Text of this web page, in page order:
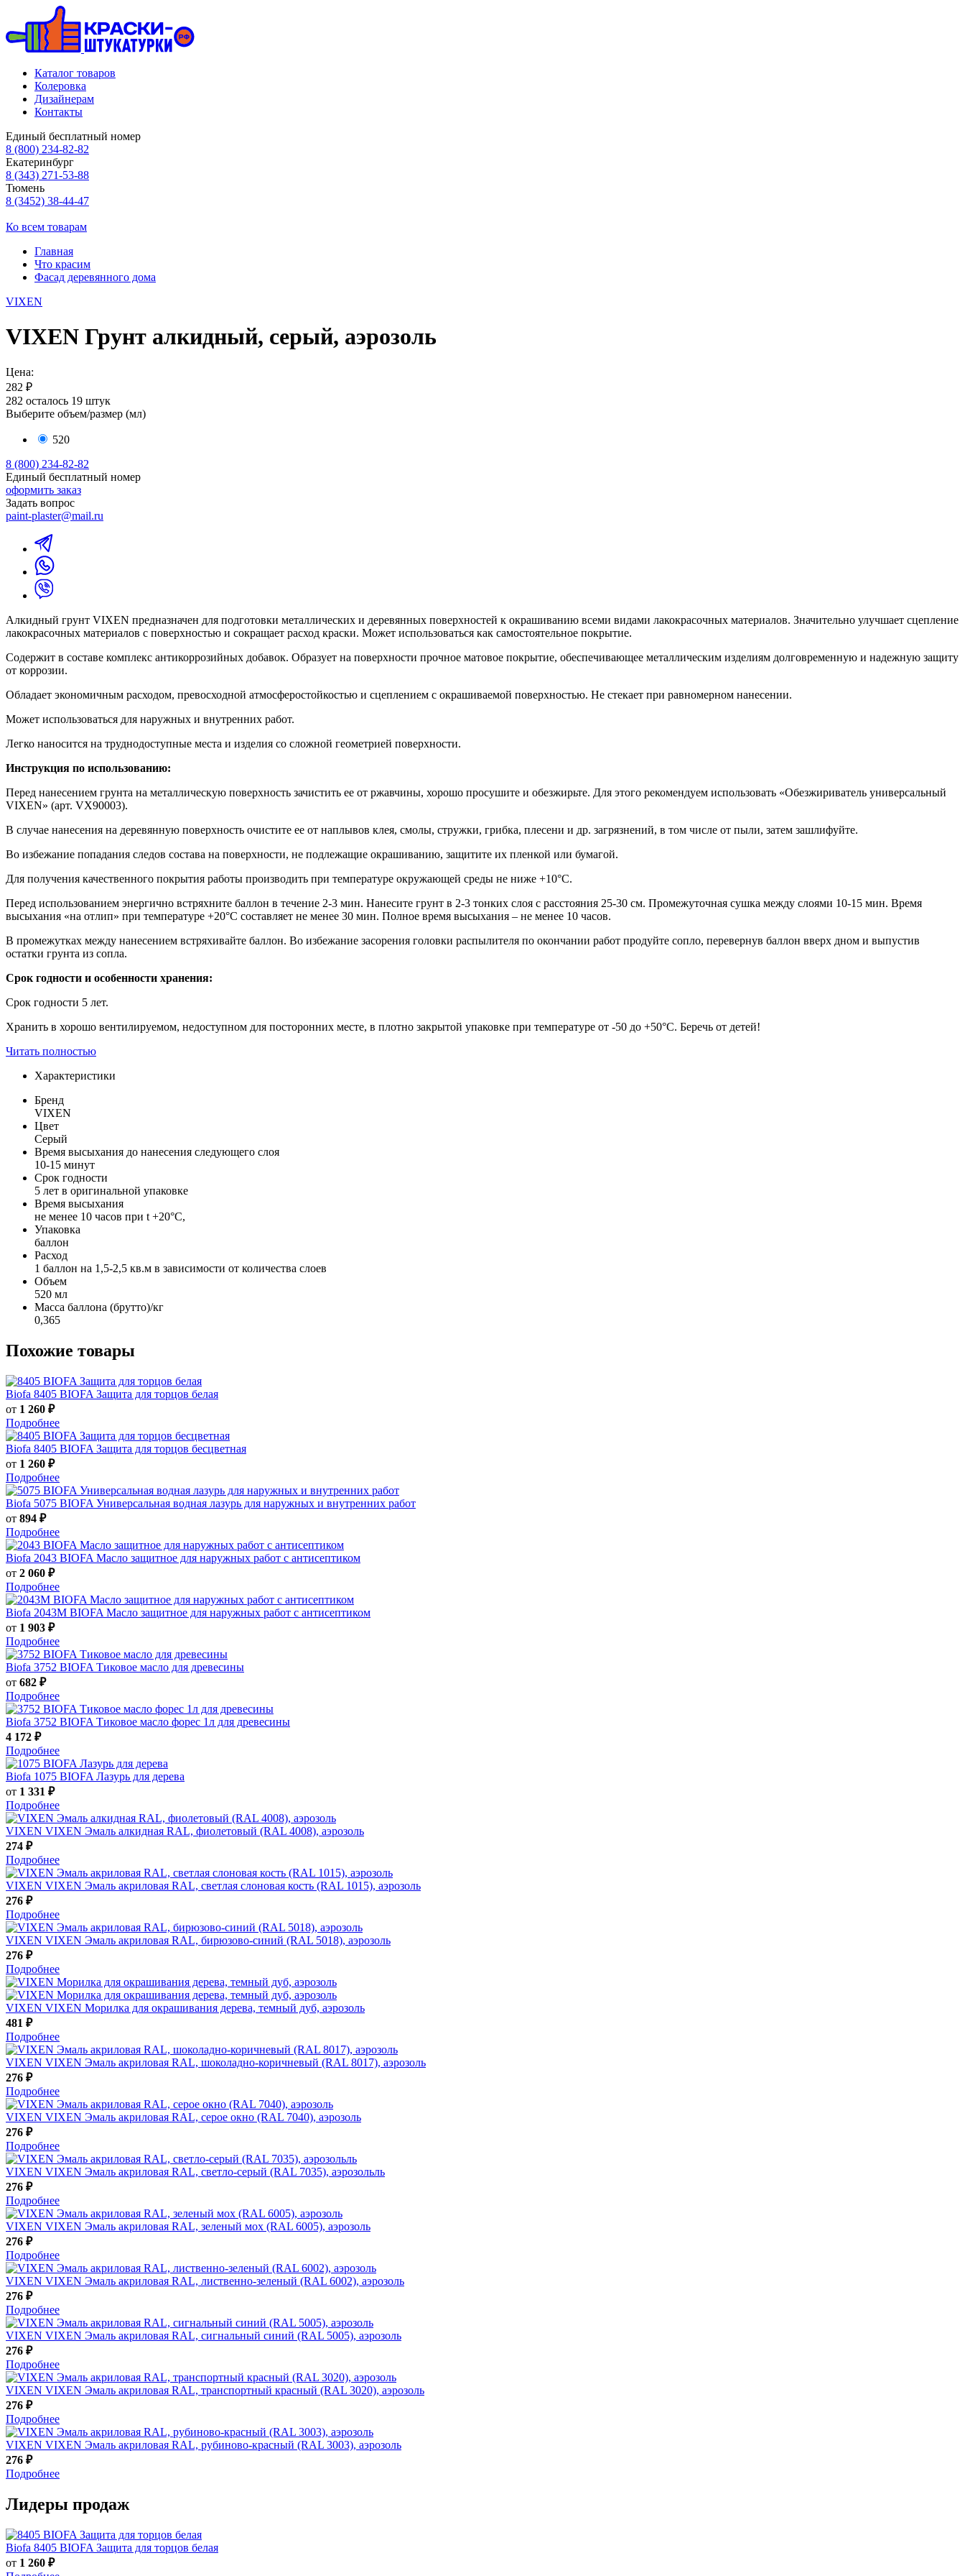
Каталог товаров
Колеровка
Дизайнерам
Контакты
Единый бесплатный номер
8 (800) 234-82-82
Екатеринбург
8 (343) 271-53-88
Тюмень
8 (3452) 38-44-47
Ко всем товарам
Главная
Что красим
Фасад деревянного дома
VIXEN
VIXEN Грунт алкидный, серый, аэрозоль
Цена:
282 ₽
282 осталось 19 штук
Выберите объем/размер (мл)
520
8 (800) 234-82-82
Единый бесплатный номер
оформить заказ
Задать вопрос
paint-plaster@mail.ru
Алкидный грунт VIXEN предназначен для подготовки металлических и деревянных поверхностей к окрашиванию всеми видами лакокрасочных материалов. Значительно улучшает сцепление
лакокрасочных материалов с поверхностью и сокращает расход краски. Может использоваться как самостоятельное покрытие.
Содержит в составе комплекс антикоррозийных добавок. Образует на поверхности прочное матовое покрытие, обеспечивающее металлическим изделиям долговременную и надежную защиту
от коррозии.
Обладает экономичным расходом, превосходной атмосферостойкостью и сцеплением с окрашиваемой поверхностью. Не стекает при равномерном нанесении.
Может использоваться для наружных и внутренних работ.
Легко наносится на труднодоступные места и изделия со сложной геометрией поверхности.
Инструкция по использованию:
Перед нанесением грунта на металлическую поверхность зачистить ее от ржавчины, хорошо просушите и обезжирьте. Для этого рекомендуем использовать «Обезжириватель универсальный
VIXEN» (арт. VX90003).
В случае нанесения на деревянную поверхность очистите ее от наплывов клея, смолы, стружки, грибка, плесени и др. загрязнений, в том числе от пыли, затем зашлифуйте.
Во избежание попадания следов состава на поверхности, не подлежащие окрашиванию, защитите их пленкой или бумагой.
Для получения качественного покрытия работы производить при температуре окружающей среды не ниже +10°С.
Перед использованием энергично встряхните баллон в течение 2-3 мин. Нанесите грунт в 2-3 тонких слоя с расстояния 25-30 см. Промежуточная сушка между слоями 10-15 мин. Время
высыхания «на отлип» при температуре +20°С составляет не менее 30 мин. Полное время высыхания – не менее 10 часов.
В промежутках между нанесением встряхивайте баллон. Во избежание засорения головки распылителя по окончании работ продуйте сопло, перевернув баллон вверх дном и выпустив
остатки грунта из сопла.
Срок годности и особенности хранения:
Срок годности 5 лет.
Хранить в хорошо вентилируемом, недоступном для посторонних месте, в плотно закрытой упаковке при температуре от -50 до +50°С. Беречь от детей!
Читать полностью
Характеристики
Бренд
VIXEN
Цвет
Серый
Время высыхания до нанесения следующего слоя
10-15 минут
Срок годности
5 лет в оригинальной упаковке
Время высыхания
не менее 10 часов при t +20°С,
Упаковка
баллон
Расход
1 баллон на 1,5-2,5 кв.м в зависимости от количества слоев
Объем
520 мл
Масса баллона (брутто)/кг
0,365
Похожие товары
Biofa 8405 BIOFA Защита для торцов белая
от 1 260 ₽
Подробнее
Biofa 8405 BIOFA Защита для торцов бесцветная
от 1 260 ₽
Подробнее
Biofa 5075 BIOFA Универсальная водная лазурь для наружных и внутренних работ
от 894 ₽
Подробнее
Biofa 2043 BIOFA Масло защитное для наружных работ с антисептиком
от 2 060 ₽
Подробнее
Biofa 2043M BIOFA Масло защитное для наружных работ с антисептиком
от 1 903 ₽
Подробнее
Biofa 3752 BIOFA Тиковое масло для древесины
от 682 ₽
Подробнее
Biofa 3752 BIOFA Тиковое масло форес 1л для древесины
4 172 ₽
Подробнее
Biofa 1075 BIOFA Лазурь для дерева
от 1 331 ₽
Подробнее
VIXEN VIXEN Эмаль алкидная RAL, фиолетовый (RAL 4008), аэрозоль
274 ₽
Подробнее
VIXEN VIXEN Эмаль акриловая RAL, светлая слоновая кость (RAL 1015), аэрозоль
276 ₽
Подробнее
VIXEN VIXEN Эмаль акриловая RAL, бирюзово-синий (RAL 5018), аэрозоль
276 ₽
Подробнее
VIXEN VIXEN Морилка для окрашивания дерева, темный дуб, аэрозоль
481 ₽
Подробнее
VIXEN VIXEN Эмаль акриловая RAL, шоколадно-коричневый (RAL 8017), аэрозоль
276 ₽
Подробнее
VIXEN VIXEN Эмаль акриловая RAL, серое окно (RAL 7040), аэрозоль
276 ₽
Подробнее
VIXEN VIXEN Эмаль акриловая RAL, светло-серый (RAL 7035), аэрозольль
276 ₽
Подробнее
VIXEN VIXEN Эмаль акриловая RAL, зеленый мох (RAL 6005), аэрозоль
276 ₽
Подробнее
VIXEN VIXEN Эмаль акриловая RAL, лиственно-зеленый (RAL 6002), аэрозоль
276 ₽
Подробнее
VIXEN VIXEN Эмаль акриловая RAL, сигнальный синий (RAL 5005), аэрозоль
276 ₽
Подробнее
VIXEN VIXEN Эмаль акриловая RAL, транспортный красный (RAL 3020), аэрозоль
276 ₽
Подробнее
VIXEN VIXEN Эмаль акриловая RAL, рубиново-красный (RAL 3003), аэрозоль
276 ₽
Подробнее
Лидеры продаж
Biofa 8405 BIOFA Защита для торцов белая
от 1 260 ₽